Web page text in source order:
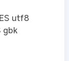
utf8